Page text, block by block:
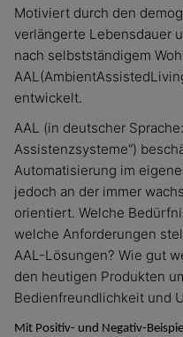
Motiviert durch den
verlängerte Lebensdauer
nach selbstständigem
entwickelt.
AAL (in deutscher
Assistenzsysteme“)
Automatisierung im
jedoch an der immer
orientiert. Welche
welche Anforderungen
AAL-Lösungen? Wie gut
den heutigen Produkten
Bedienfreundlichkeit und
Mit Positiv- und Negativ-